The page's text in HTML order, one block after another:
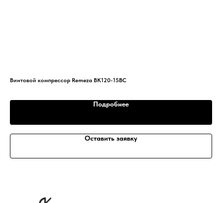
Винтовой компрессор Remeza ВК120-15ВС
Подробнее
Оставить заявку